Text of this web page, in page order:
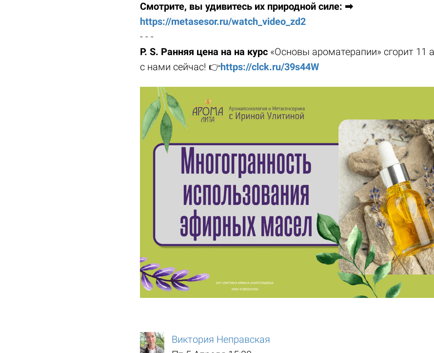
Смотрите, вы удивитесь их природной силе: ➡
https://metasesor.ru/watch_video_zd2
- - -
P. S. Ранняя цена на на курс «Основы ароматерапии» сгорит 11
с нами сейчас! 👉https://clck.ru/39s44W
Виктория Неправская